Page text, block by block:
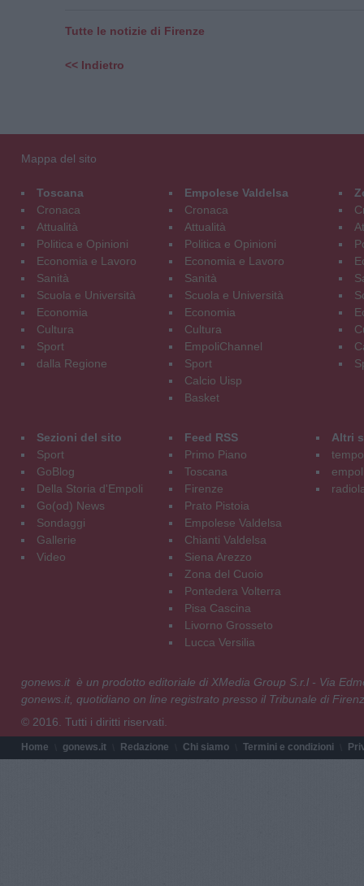
Tutte le notizie di Firenze
<< Indietro
Mappa del sito
Toscana
Cronaca
Attualità
Politica e Opinioni
Economia e Lavoro
Sanità
Scuola e Università
Economia
Cultura
Sport
dalla Regione
Empolese Valdelsa
Cronaca
Attualità
Politica e Opinioni
Economia e Lavoro
Sanità
Scuola e Università
Economia
Cultura
EmpoliChannel
Sport
Calcio Uisp
Basket
Sezioni del sito
Sport
GoBlog
Della Storia d'Empoli
Go(od) News
Sondaggi
Gallerie
Video
Feed RSS
Primo Piano
Toscana
Firenze
Prato Pistoia
Empolese Valdelsa
Chianti Valdelsa
Siena Arezzo
Zona del Cuoio
Pontedera Volterra
Pisa Cascina
Livorno Grosseto
Lucca Versilia
Altri
gonews.it è un prodotto editoriale di XMedia Group S.r.l - Via
gonews.it, quotidiano on line registrato presso il Tribunale di
© 2016. Tutti i diritti riservati.
Home gonews.it Redazione Chi siamo Termini e condizioni